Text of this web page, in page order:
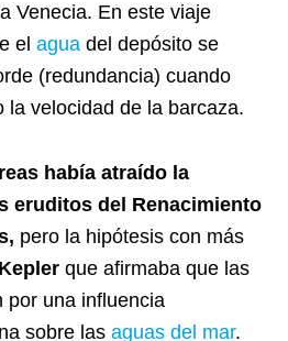
Venecia. En este viaje
el agua del depósito se
(redundancia) cuando
la velocidad de la barcaza.
había atraído la
eruditos del Renacimiento
pero la hipótesis con más
Kepler que afirmaba que las
por una influencia
sobre las aguas del mar.